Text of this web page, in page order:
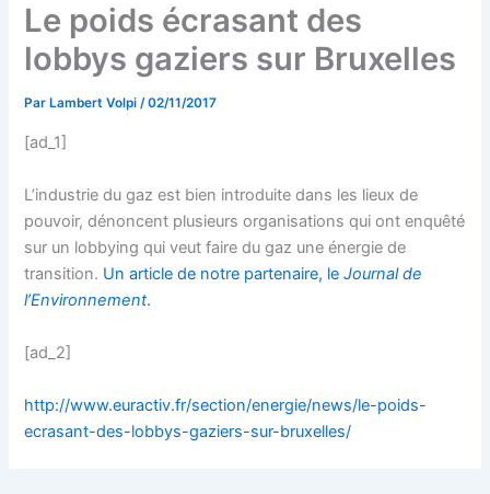
Le poids écrasant des
lobbys gaziers sur Bruxelles
Par Lambert Volpi/02/11/2017
[ad_1]
L’industrie du gaz est bien introduite dans les lieux de
pouvoir, dénoncent plusieurs organisations qui ont enquêté
sur un lobbying qui veut faire du gaz une énergie de
transition. Un article de notre partenaire, leJournal de
l’Environnement.
[ad_2]
http://www.euractiv.fr/section/energie/news/le-poids-
ecrasant-des-lobbys-gaziers-sur-bruxelles/